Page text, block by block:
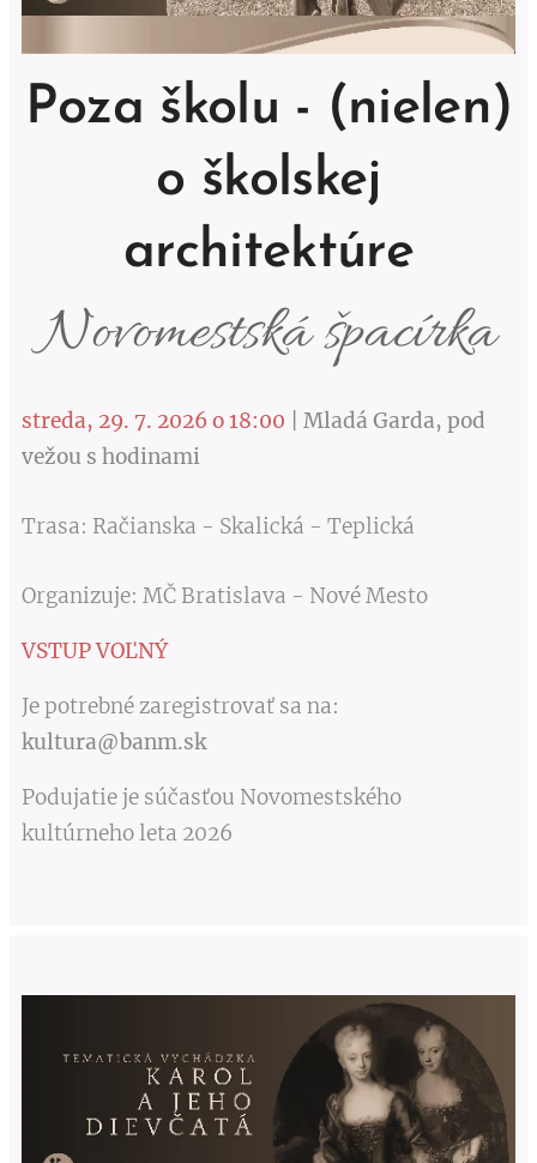
Poza školu - (nielen)
o školskej
architektúre
Novomestská špacírka
streda, 29. 7. 2026 o 18:00
| Mladá Garda, pod
vežou s hodinami
Trasa: Račianska - Skalická - Teplická
Organizuje: MČ Bratislava - Nové Mesto
VSTUP VOĽNÝ
Je potrebné zaregistrovať sa na:
kultura@banm.sk
Podujatie je súčasťou Novomestského
kultúrneho leta 2026